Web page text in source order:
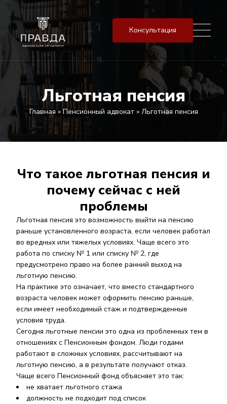
Консультация
Льготная пенсия
Главная»Пенсионный адвокат» Льготная пенсия
Что такое льготная пенсия и
почему сейчас с ней
проблемы
Льготная пенсия это возможность выйти на пенсию
раньше установленного возраста, если человек работал
во вредных или тяжелых условиях. Чаще всего это
работа по списку № 1 или списку № 2, где
предусмотрено право на более ранний выход на
льготную пенсию.
На практике это означает, что вместо стандартного
возраста человек может оформить пенсию раньше,
если имеет необходимый стаж и подтвержденные
условия труда.
Сегодня льготные пенсии это одна из проблемных тем в
отношениях с Пенсионным фондом. Люди годами
работают в сложных условиях, рассчитывают на
льготную пенсию, а в результате получают отказ.
Чаще всего Пенсионный фонд объясняет это так:
не хватает льготного стажа
должность не подходит под список